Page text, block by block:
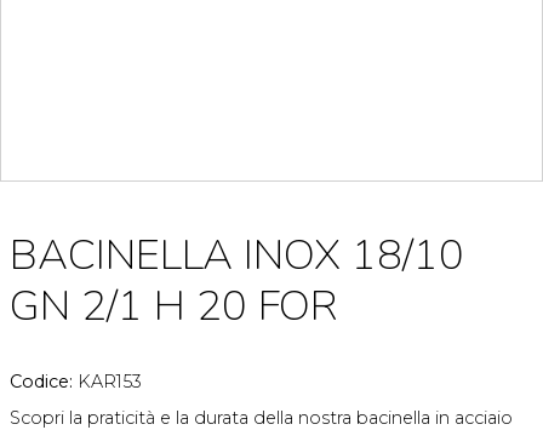
BACINELLA INOX 18/10
GN 2/1 H 20 FOR
Codice: KAR153
Scopri la praticità e la durata della nostra bacinella in acciaio